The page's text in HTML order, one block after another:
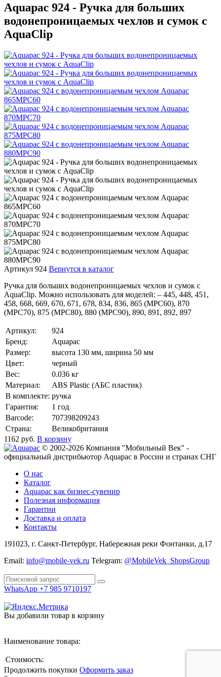
Aquapac 924 - Ручка для больших
водонепроницаемых чехлов и сумок с
AquaClip
Артикул 924 Вернутся в каталог
Ручка для больших водонепроницаемых чехлов и сумок с
AquaClip. Можно использовать для моделей: – 445, 448, 451,
458, 668, 669, 670, 671, 678, 834, 836, 865 (MPC60), 870
(MPC70), 875 (MPC80), 880 (MPC90), 890, 891, 892, 897
Артикул:
924
Бренд:
Aquapac
Размер:
высота 130 мм, ширина 50 мм
Цвет:
черный
Вес:
0.036 кг
Материал:
ABS Plastic (АБС пластик)
В комплекте: ручка
Гарантия:
1 год
Barcode:
707398209243
Страна:
Великобритания
1162 руб. В корзину
© 2002-2026 Компания "Мобильный Век" -
официальный дистрибьютор Aquapac в России и странах СНГ
О нас
Каталог
Aquapac как бизнес-сувенир
Полезная информация
Гарантии
Доставка и оплата
Контакты
191023, г. Санкт-Петербург, Набережная реки Фонтанки, д.17
Email: info@mobile-vek.ru Telegram: @MobileVek_ShopsGroup
WhatsApp +7 985 9710197
Вы добавили товар в корзину
Наименование товара:
Стоимость:
Продолжить покупки Оформить заказ